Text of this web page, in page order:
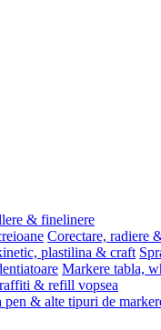
& finelinere
Corectare, radiere
plastilina & craft
Markere tabla,
& refill vopsea
pen & alte tipuri de